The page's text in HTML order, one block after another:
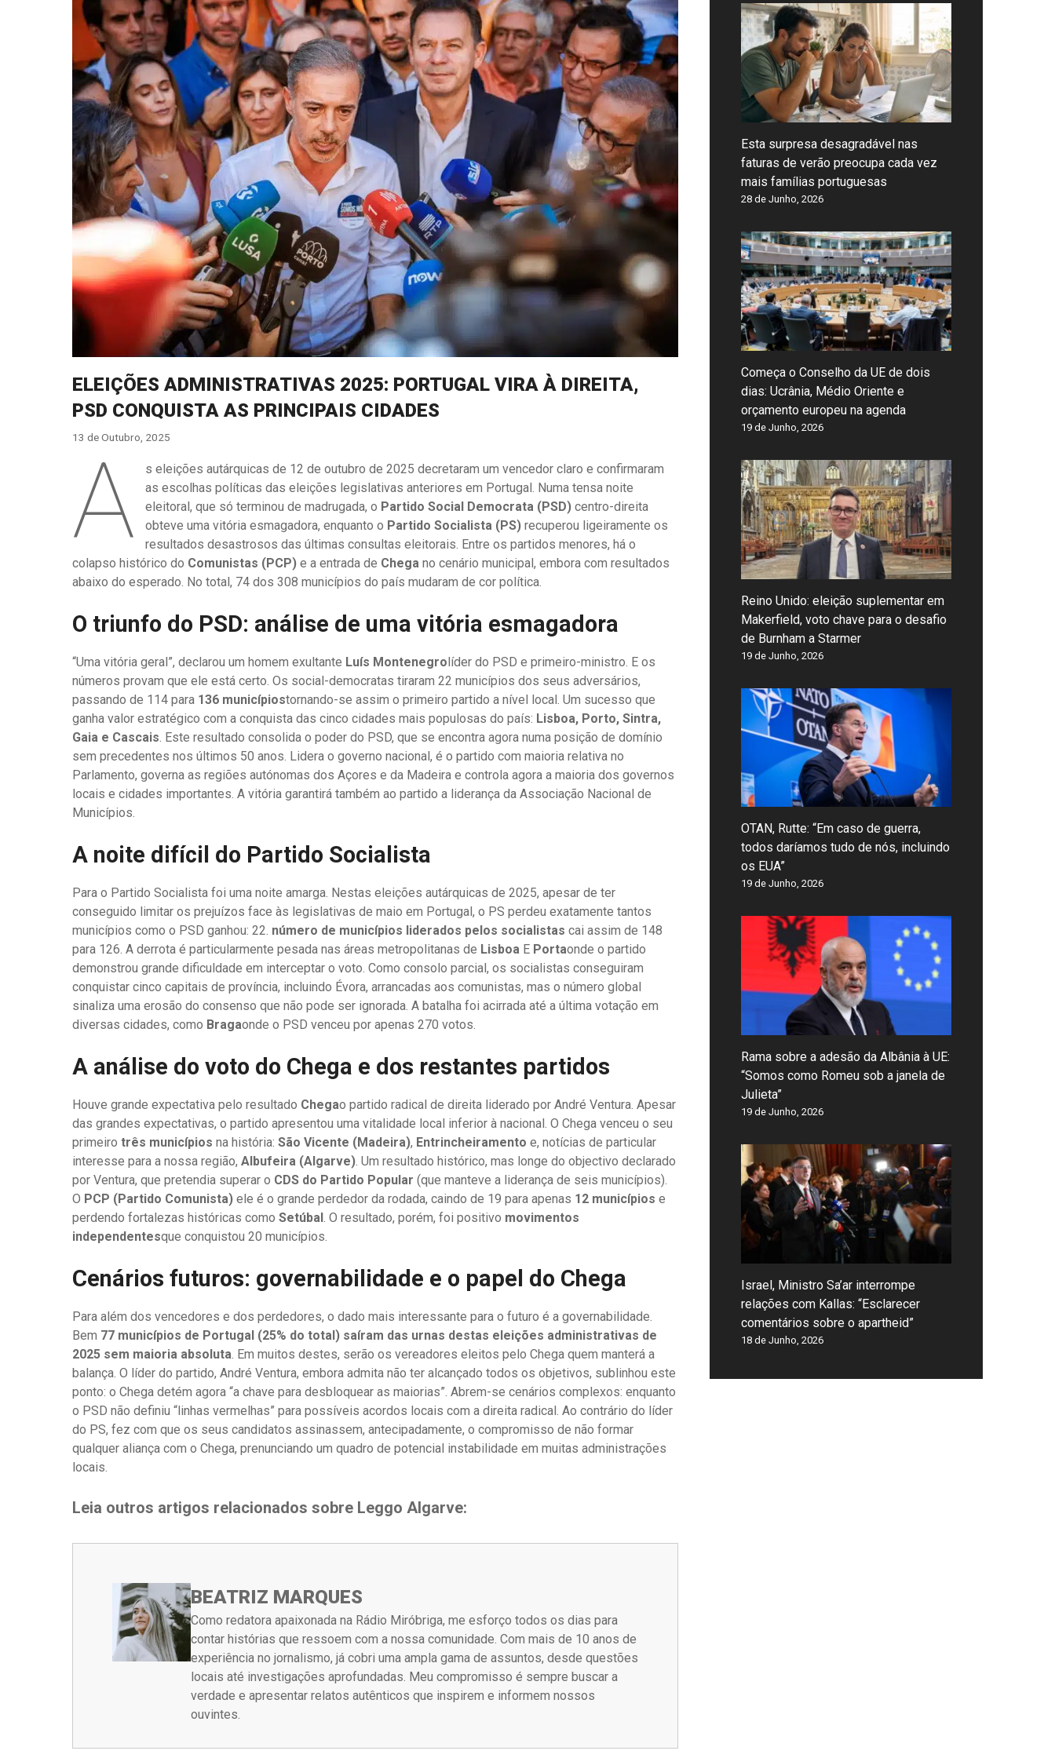
ELEIÇÕES ADMINISTRATIVAS 2025: PORTUGAL VIRA À DIREITA,
PSD CONQUISTA AS PRINCIPAIS CIDADES
13 de Outubro, 2025
A
s eleições autárquicas de 12 de outubro de 2025 decretaram um vencedor claro e confirmaram
as escolhas políticas das eleições legislativas anteriores em Portugal. Numa tensa noite
eleitoral, que só terminou de madrugada, o Partido Social Democrata (PSD) centro-direita
obteve uma vitória esmagadora, enquanto o Partido Socialista (PS) recuperou ligeiramente os
resultados desastrosos das últimas consultas eleitorais. Entre os partidos menores, há o
colapso histórico do Comunistas (PCP) e a entrada de Chega no cenário municipal, embora com resultados
abaixo do esperado. No total, 74 dos 308 municípios do país mudaram de cor política.
O triunfo do PSD: análise de uma vitória esmagadora
“Uma vitória geral”, declarou um homem exultante Luís Montenegrolíder do PSD e primeiro-ministro. E os
números provam que ele está certo. Os social-democratas tiraram 22 municípios dos seus adversários,
passando de 114 para 136 municípiostornando-se assim o primeiro partido a nível local. Um sucesso que
ganha valor estratégico com a conquista das cinco cidades mais populosas do país: Lisboa, Porto, Sintra,
Gaia e Cascais. Este resultado consolida o poder do PSD, que se encontra agora numa posição de domínio
sem precedentes nos últimos 50 anos. Lidera o governo nacional, é o partido com maioria relativa no
Parlamento, governa as regiões autónomas dos Açores e da Madeira e controla agora a maioria dos governos
locais e cidades importantes. A vitória garantirá também ao partido a liderança da Associação Nacional de
Municípios.
A noite difícil do Partido Socialista
Para o Partido Socialista foi uma noite amarga. Nestas eleições autárquicas de 2025, apesar de ter
conseguido limitar os prejuízos face às legislativas de maio em Portugal, o PS perdeu exatamente tantos
municípios como o PSD ganhou: 22. número de municípios liderados pelos socialistas cai assim de 148
para 126. A derrota é particularmente pesada nas áreas metropolitanas de Lisboa E Portaonde o partido
demonstrou grande dificuldade em interceptar o voto. Como consolo parcial, os socialistas conseguiram
conquistar cinco capitais de província, incluindo Évora, arrancadas aos comunistas, mas o número global
sinaliza uma erosão do consenso que não pode ser ignorada. A batalha foi acirrada até a última votação em
diversas cidades, como Bragaonde o PSD venceu por apenas 270 votos.
A análise do voto do Chega e dos restantes partidos
Houve grande expectativa pelo resultado Chegao partido radical de direita liderado por André Ventura. Apesar
das grandes expectativas, o partido apresentou uma vitalidade local inferior à nacional. O Chega venceu o seu
primeiro três municípios na história: São Vicente (Madeira), Entrincheiramento e, notícias de particular
interesse para a nossa região, Albufeira (Algarve). Um resultado histórico, mas longe do objectivo declarado
por Ventura, que pretendia superar o CDS do Partido Popular (que manteve a liderança de seis municípios).
O PCP (Partido Comunista) ele é o grande perdedor da rodada, caindo de 19 para apenas 12 municípios e
perdendo fortalezas históricas como Setúbal. O resultado, porém, foi positivo movimentos
independentesque conquistou 20 municípios.
Cenários futuros: governabilidade e o papel do Chega
Para além dos vencedores e dos perdedores, o dado mais interessante para o futuro é a governabilidade.
Bem 77 municípios de Portugal (25% do total) saíram das urnas destas eleições administrativas de
2025 sem maioria absoluta. Em muitos destes, serão os vereadores eleitos pelo Chega quem manterá a
balança. O líder do partido, André Ventura, embora admita não ter alcançado todos os objetivos, sublinhou este
ponto: o Chega detém agora “a chave para desbloquear as maiorias”. Abrem-se cenários complexos: enquanto
o PSD não definiu “linhas vermelhas” para possíveis acordos locais com a direita radical. Ao contrário do líder
do PS, fez com que os seus candidatos assinassem, antecipadamente, o compromisso de não formar
qualquer aliança com o Chega, prenunciando um quadro de potencial instabilidade em muitas administrações
locais.
Leia outros artigos relacionados sobre Leggo Algarve:
BEATRIZ MARQUES
Como redatora apaixonada na Rádio Miróbriga, me esforço todos os dias para
contar histórias que ressoem com a nossa comunidade. Com mais de 10 anos de
experiência no jornalismo, já cobri uma ampla gama de assuntos, desde questões
locais até investigações aprofundadas. Meu compromisso é sempre buscar a
verdade e apresentar relatos autênticos que inspirem e informem nossos
ouvintes.
Esta surpresa desagradável nas
faturas de verão preocupa cada vez
mais famílias portuguesas
28 de Junho, 2026
Começa o Conselho da UE de dois
dias: Ucrânia, Médio Oriente e
orçamento europeu na agenda
19 de Junho, 2026
Reino Unido: eleição suplementar em
Makerfield, voto chave para o desafio
de Burnham a Starmer
19 de Junho, 2026
OTAN, Rutte: “Em caso de guerra,
todos daríamos tudo de nós, incluindo
os EUA”
19 de Junho, 2026
Rama sobre a adesão da Albânia à UE:
“Somos como Romeu sob a janela de
Julieta”
19 de Junho, 2026
Israel, Ministro Sa’ar interrompe
relações com Kallas: “Esclarecer
comentários sobre o apartheid”
18 de Junho, 2026